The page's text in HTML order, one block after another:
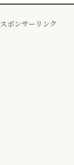
スポンサーリンク